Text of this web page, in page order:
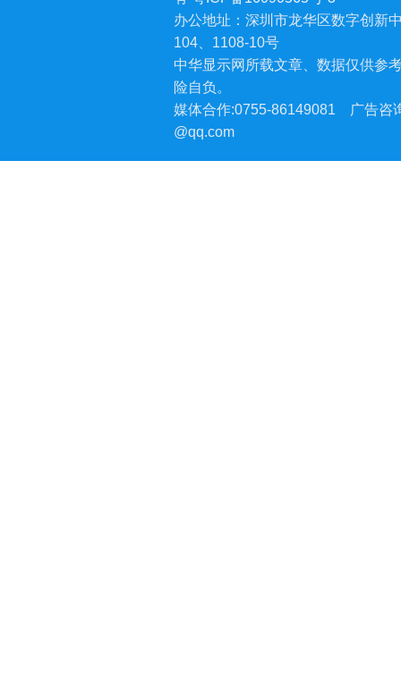
办公地址：深圳市龙华区数字创新
104、1108-10号
中华显示网所载文章、数据仅供参
险自负。
媒体合作:0755-86149081
广告咨
@qq.com